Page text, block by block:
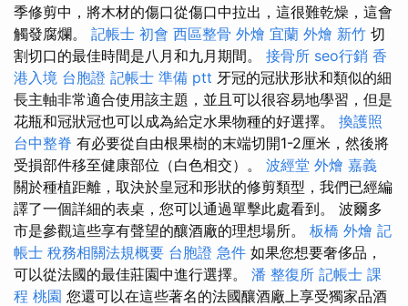
季修剪中，將木材的傷口從傷口中拉出，這很難乾燥，這會
觸發腐爛。 記帳士 初會 西區整骨 外燴 宜蘭 外燴 新竹 切
割切口的最佳時間是八月和九月期間。 接骨所 seo行銷 香
港入境 台胞證 記帳士 準備 ptt 牙冠的冠狀形狀和類似的細
長主軸非常適合使用該主題，並且可以很容易地學習，但是
花瓶和冠狀冠也可以成為給定水果物種的好選擇。 換護照
台中整脊 有必要從自由根果樹的末端切開1-2厘米，然後將
受損部件移至健康部位（白色相交）。 波經堂 外燴 嘉義
關於種植距離，取決於皇冠和形狀的修剪類型，我們已經編
譯了一個詳細的表桌，您可以通過單擊此處看到。 波爾多
市是參觀這些享有聲望的釀酒廠的理想場所。 板橋 外燴 記
帳士 稅務相關法規概要 台胞證 急件 如果您想要奢侈品，
可以從法國的最佳莊園中進行選擇。 潘 整復所 記帳士 課
程 桃園 您還可以在這些著名的法國釀酒廠上享受獨家品酒